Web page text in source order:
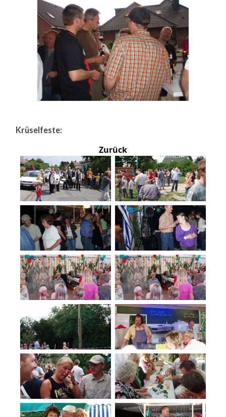
Krüselfeste:
Zurück